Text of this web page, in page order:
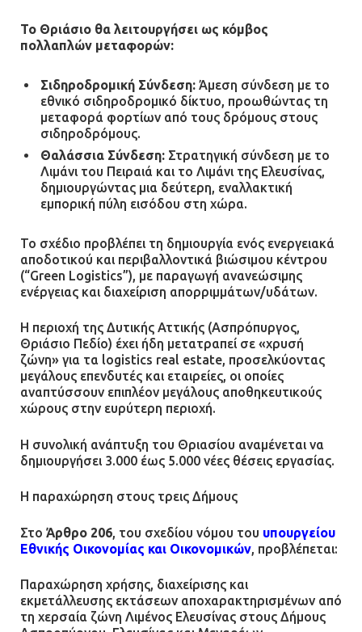
Το Θριάσιο θα λειτουργήσει ως κόμβος
πολλαπλών μεταφορών:
Σιδηροδρομική Σύνδεση: Άμεση σύνδεση με το
εθνικό σιδηροδρομικό δίκτυο, προωθώντας τη
μεταφορά φορτίων από τους δρόμους στους
σιδηροδρόμους.
Θαλάσσια Σύνδεση: Στρατηγική σύνδεση με το
Λιμάνι του Πειραιά και το Λιμάνι της Ελευσίνας,
δημιουργώντας μια δεύτερη, εναλλακτική
εμπορική πύλη εισόδου στη χώρα.
Το σχέδιο προβλέπει τη δημιουργία ενός ενεργειακά
αποδοτικού και περιβαλλοντικά βιώσιμου κέντρου
(“Green Logistics”), με παραγωγή ανανεώσιμης
ενέργειας και διαχείριση απορριμμάτων/υδάτων.
Η περιοχή της Δυτικής Αττικής (Ασπρόπυργος,
Θριάσιο Πεδίο) έχει ήδη μετατραπεί σε «χρυσή
ζώνη» για τα logistics real estate, προσελκύοντας
μεγάλους επενδυτές και εταιρείες, οι οποίες
αναπτύσσουν επιπλέον μεγάλους αποθηκευτικούς
χώρους στην ευρύτερη περιοχή.
Η συνολική ανάπτυξη του Θριασίου αναμένεται να
δημιουργήσει 3.000 έως 5.000 νέες θέσεις εργασίας.
Η παραχώρηση στους τρεις Δήμους
Στο Άρθρο 206, του σχεδίου νόμου του υπουργείου
Εθνικής Οικονομίας και Οικονομικών, προβλέπεται:
Παραχώρηση χρήσης, διαχείρισης και
εκμετάλλευσης εκτάσεων αποχαρακτηρισμένων από
τη χερσαία ζώνη Λιμένος Ελευσίνας στους Δήμους